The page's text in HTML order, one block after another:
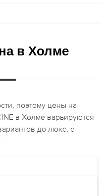
в Холме
поэтому цены на
в Холме варьируются
до люкс, с